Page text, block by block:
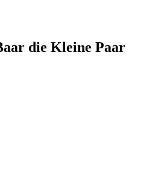
die Kleine Paar